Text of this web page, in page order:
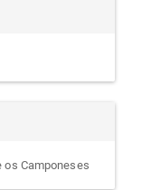
os Camponeses